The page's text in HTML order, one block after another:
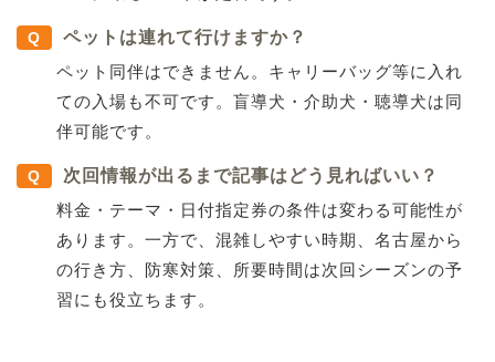
Q
ペットは連れて行けますか？
ペット同伴はできません。キャリーバッグ等に入れ
ての入場も不可です。盲導犬・介助犬・聴導犬は同
伴可能です。
Q
次回情報が出るまで記事はどう見ればいい？
料金・テーマ・日付指定券の条件は変わる可能性が
あります。一方で、混雑しやすい時期、名古屋から
の行き方、防寒対策、所要時間は次回シーズンの予
習にも役立ちます。